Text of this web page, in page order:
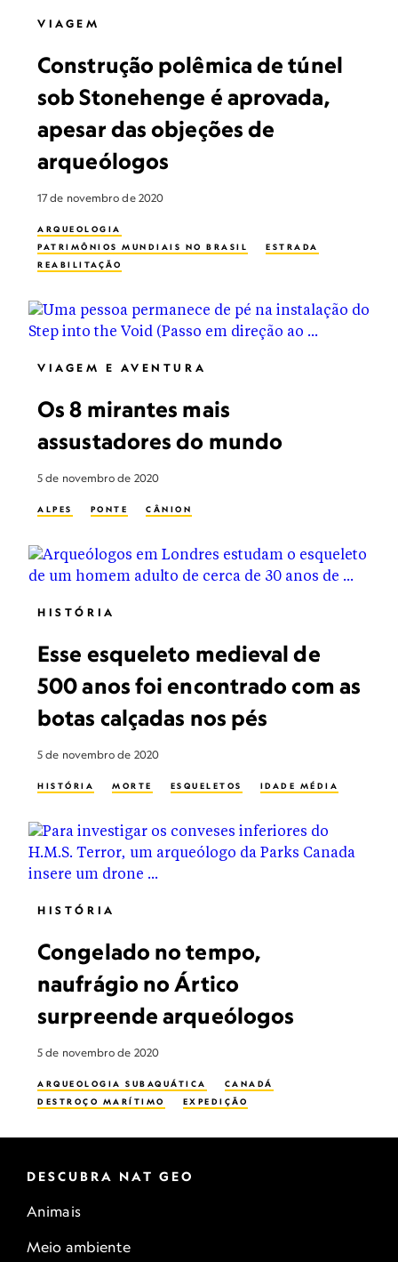
VIAGEM
Construção polêmica de túnel
sob Stonehenge é aprovada,
apesar das objeções de
arqueólogos
17 de novembro de 2020
ARQUEOLOGIA
PATRIMÔNIOS MUNDIAIS NO BRASIL
ESTRADA
REABILITAÇÃO
VIAGEM E AVENTURA
Os 8 mirantes mais
assustadores do mundo
5 de novembro de 2020
ALPES PONTE CÂNION
HISTÓRIA
Esse esqueleto medieval de
500 anos foi encontrado com as
botas calçadas nos pés
5 de novembro de 2020
HISTÓRIA MORTE ESQUELETOS IDADE MÉDIA
HISTÓRIA
Congelado no tempo,
naufrágio no Ártico
surpreende arqueólogos
5 de novembro de 2020
ARQUEOLOGIA SUBAQUÁTICA
CANADÁ
DESTROÇO MARÍTIMO
EXPEDIÇÃO
DESCUBRA NAT GEO
Animais
Meio ambiente